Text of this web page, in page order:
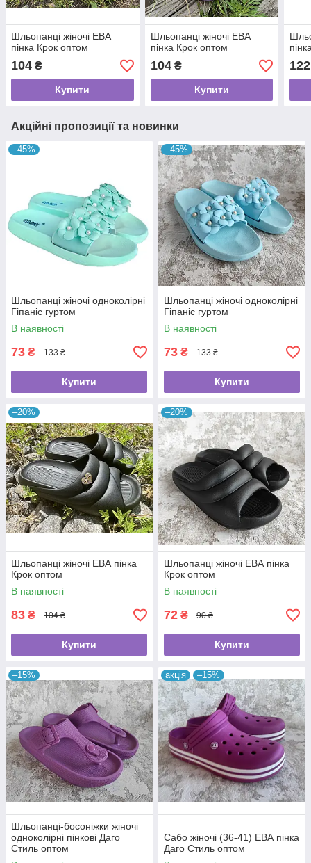
Шльопанці жіночі ЕВА
пінка Крок оптом
104 ₴
Купити
Шльопанці жіночі ЕВА
пінка Крок оптом
104₴
Купити
122
Акційні пропозиції та новинки
–45%
Шльопанці жіночі одноколірні
Гіпаніс гуртом
В наявності
73 ₴ 133 ₴
Купити
–45%
Шльопанці жіночі одноколірні
Гіпаніс гуртом
В наявності
73 ₴ 133 ₴
Купити
–20%
Шльопанці жіночі ЕВА пінка
Крок оптом
В наявності
83 ₴ 104 ₴
Купити
–20%
Шльопанці жіночі ЕВА пінка
Крок оптом
В наявності
72 ₴ 90 ₴
Купити
–15%
Шльопанці-босоніжки жіночі
одноколірні пінкові Даго
Стиль оптом
акція –15%
Сабо жіночі (36-41) ЕВА пінка
Даго Стиль оптом